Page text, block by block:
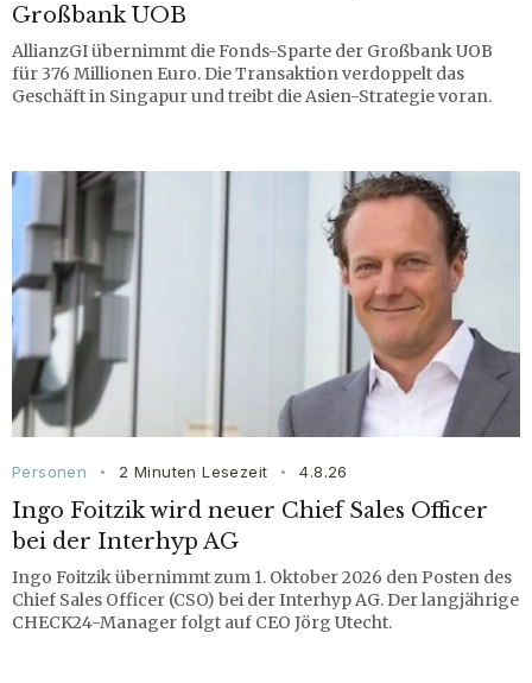
Großbank UOB
AllianzGI übernimmt die Fonds-Sparte der Großbank UOB
für 376 Millionen Euro. Die Transaktion verdoppelt das
Geschäft in Singapur und treibt die Asien-Strategie voran.
Personen • 2 Minuten Lesezeit • 4.8.26
Ingo Foitzik wird neuer Chief Sales Officer
bei der Interhyp AG
Ingo Foitzik übernimmt zum 1. Oktober 2026 den Posten des
Chief Sales Officer (CSO) bei der Interhyp AG. Der langjährige
CHECK24-Manager folgt auf CEO Jörg Utecht.